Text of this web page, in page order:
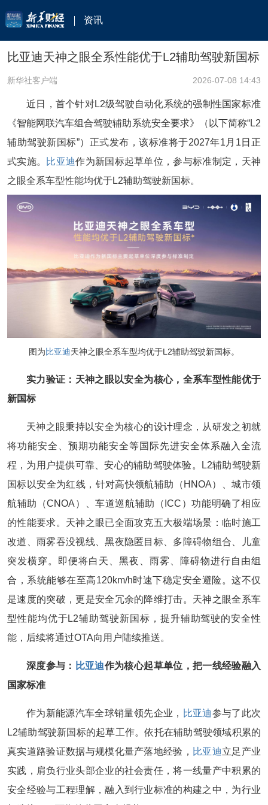
资讯
比亚迪天神之眼全系性能优于L2辅助驾驶新国标
新华社客户端 2026-07-08 14:43
近日，首个针对L2级驾驶自动化系统的强制性国家标准
《智能网联汽车组合驾驶辅助系统安全要求》（以下简称“L2
辅助驾驶新国标”）正式发布，该标准将于2027年1月1日正
式实施。
比亚迪作为新国标起草单位，参与标准制定，天神
之眼全系车型性能均优于L2辅助驾驶新国标。
图为比亚迪天神之眼全系车型均优于L2辅助驾驶新国标。
实力验证：天神之眼以安全为核心，全系车型性能优于
新国标
天神之眼秉持以安全为核心的设计理念，从研发之初就
将功能安全、预期功能安全等国际先进安全体系融入全流
程，为用户提供可靠、安心的辅助驾驶体验。L2辅助驾驶新
国标以安全为红线，针对高快领航辅助（HNOA）、城市领
航辅助（CNOA）、车道巡航辅助（ICC）功能明确了相应
的性能要求。天神之眼已全面攻克五大极端场景：临时施工
改道、雨雾吞没视线、黑夜隐匿目标、多障碍物组合、儿童
突发横穿。即便将白天、黑夜、雨雾、障碍物进行自由组
合，系统能够在至高120km/h时速下稳定安全避险。这不仅
是速度的突破，更是安全冗余的降维打击。天神之眼全系车
型性能均优于L2辅助驾驶新国标，提升辅助驾驶的安全性
能，后续将通过OTA向用户陆续推送。
深度参与： 比亚迪作为核心起草单位，把一线经验融入
国家标准
作为新能源汽车全球销量领先企业， 比亚迪参与了此次
L2辅助驾驶新国标的起草工作。依托在辅助驾驶领域积累的
真实道路验证数据与规模化量产落地经验， 比亚迪立足产业
实践，肩负行业头部企业的社会责任，将一线量产中积累的
安全经验与工程理解，融入到行业标准的构建之中，为行业